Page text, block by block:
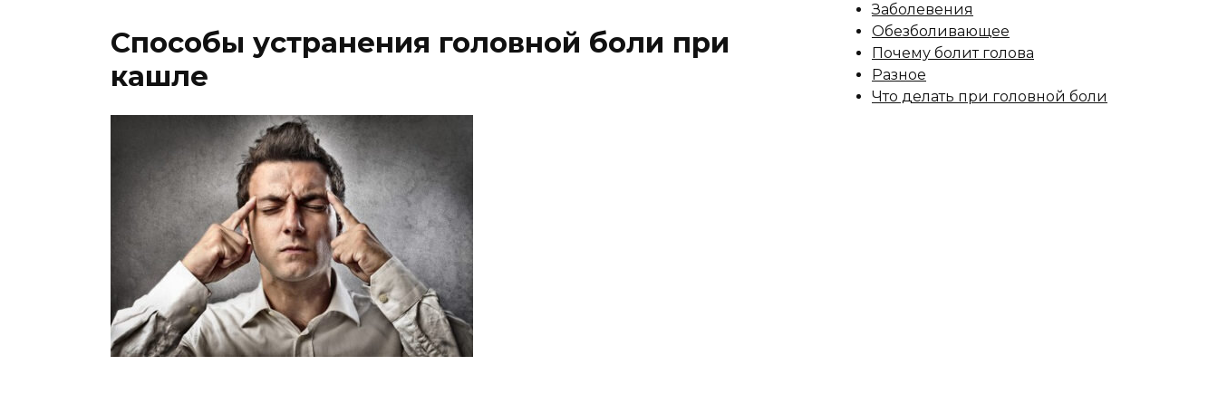
Способы устранения головной боли при
кашле
Заболевения
Обезболивающее
Почему болит голова
Разное
Что делать при головной боли